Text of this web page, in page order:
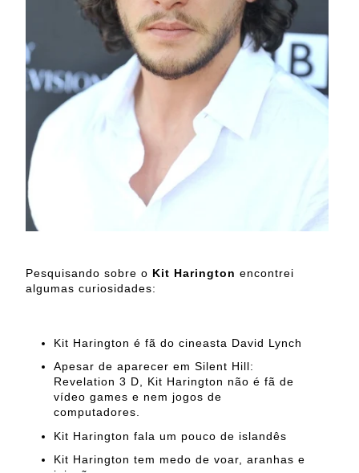
Pesquisando sobre o Kit Harington encontrei
algumas curiosidades:
Kit Harington é fã do cineasta David Lynch
Apesar de aparecer em Silent Hill:
Revelation 3 D, Kit Harington não é fã de
vídeo games e nem jogos de
computadores.
Kit Harington fala um pouco de islandês
Kit Harington tem medo de voar, aranhas e